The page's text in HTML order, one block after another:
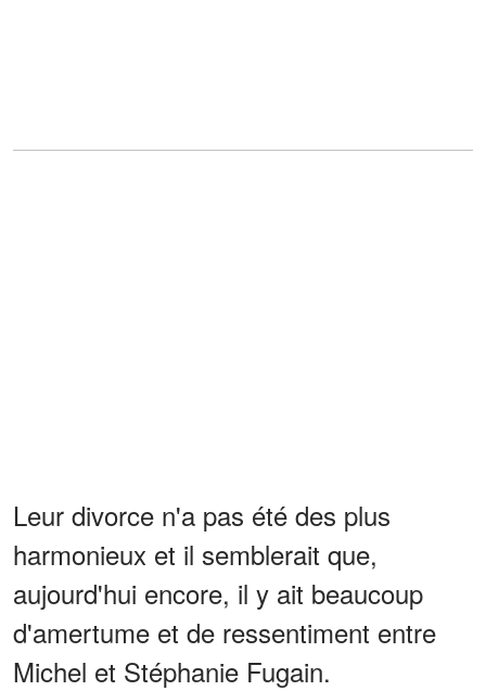
Leur divorce n'a pas été des plus
harmonieux et il semblerait que,
aujourd'hui encore, il y ait beaucoup
d'amertume et de ressentiment entre
Michel et Stéphanie Fugain.